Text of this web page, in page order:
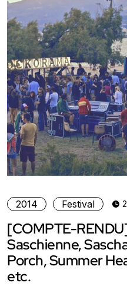
2014 Festival
[COMPTE-
Saschienne,
Porch, Summer
etc.